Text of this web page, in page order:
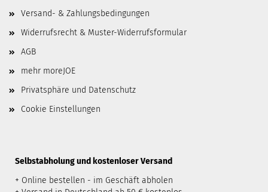
Versand- & Zahlungsbedingungen
Widerrufsrecht & Muster-Widerrufsformular
AGB
mehr moreJOE
Privatsphäre und Datenschutz
Cookie Einstellungen
​Selbstabholung und kostenloser Versand
+ Online bestellen - im Geschäft abholen